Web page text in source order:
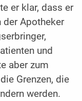
er klar, dass er
der Apotheker
und
aber zum
Grenzen, die
werden.